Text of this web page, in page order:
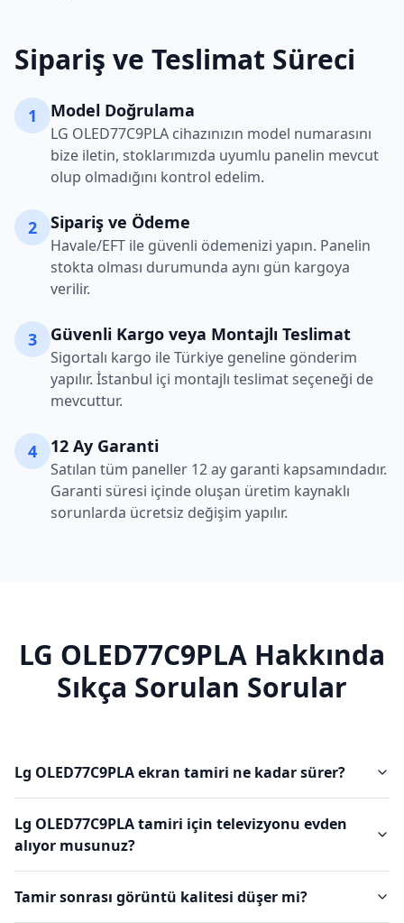
Sipariş ve Teslimat Süreci
1 Model Doğrulama
LG OLED77C9PLA cihazınızın model numarasını
bize iletin, stoklarımızda uyumlu panelin mevcut
olup olmadığını kontrol edelim.
2 Sipariş ve Ödeme
Havale/EFT ile güvenli ödemenizi yapın. Panelin
stokta olması durumunda aynı gün kargoya
verilir.
3 Güvenli Kargo veya Montajlı Teslimat
Sigortalı kargo ile Türkiye geneline gönderim
yapılır. İstanbul içi montajlı teslimat seçeneği de
mevcuttur.
4 12 Ay Garanti
Satılan tüm paneller 12 ay garanti kapsamındadır.
Garanti süresi içinde oluşan üretim kaynaklı
sorunlarda ücretsiz değişim yapılır.
LG OLED77C9PLA Hakkında
Sıkça Sorulan Sorular
Lg OLED77C9PLA ekran tamiri ne kadar sürer?
Lg OLED77C9PLA tamiri için televizyonu evden
alıyor musunuz?
Tamir sonrası görüntü kalitesi düşer mi?